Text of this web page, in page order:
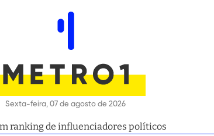
Sexta-feira, 07 de agosto de 2026
ranking de influenciadores políticos